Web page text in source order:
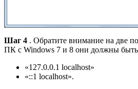
Шаг 4 . Обратите внимание на две
ПК c Windows 7 и 8 они должны
«127.0.0.1 localhost»
«::1 localhost».